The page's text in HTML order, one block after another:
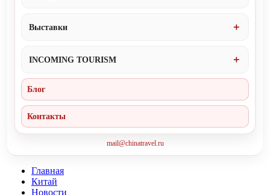
Выставки
INCOMING TOURISM
Блог
Контакты
mail@chinatravel.ru
Главная
Китай
Новости